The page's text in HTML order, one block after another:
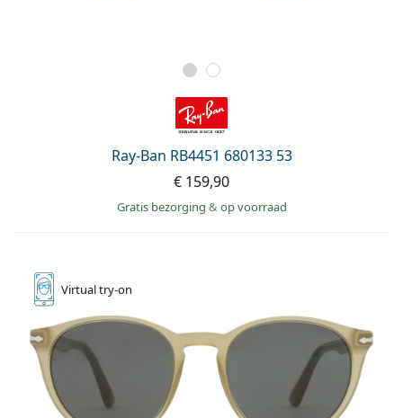
Ray-Ban RB4451 680133 53
€ 159,90
Gratis bezorging & op voorraad
Virtualtry-on